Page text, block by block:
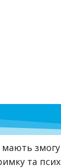
мають
та